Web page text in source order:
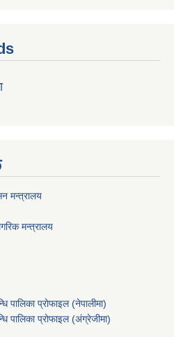
मन्त्रालय
मन्त्रालय
पालिका प्राेफाइल (नेपालीमा)
पालिका प्राेफाइल(अंग्रेजीमा)